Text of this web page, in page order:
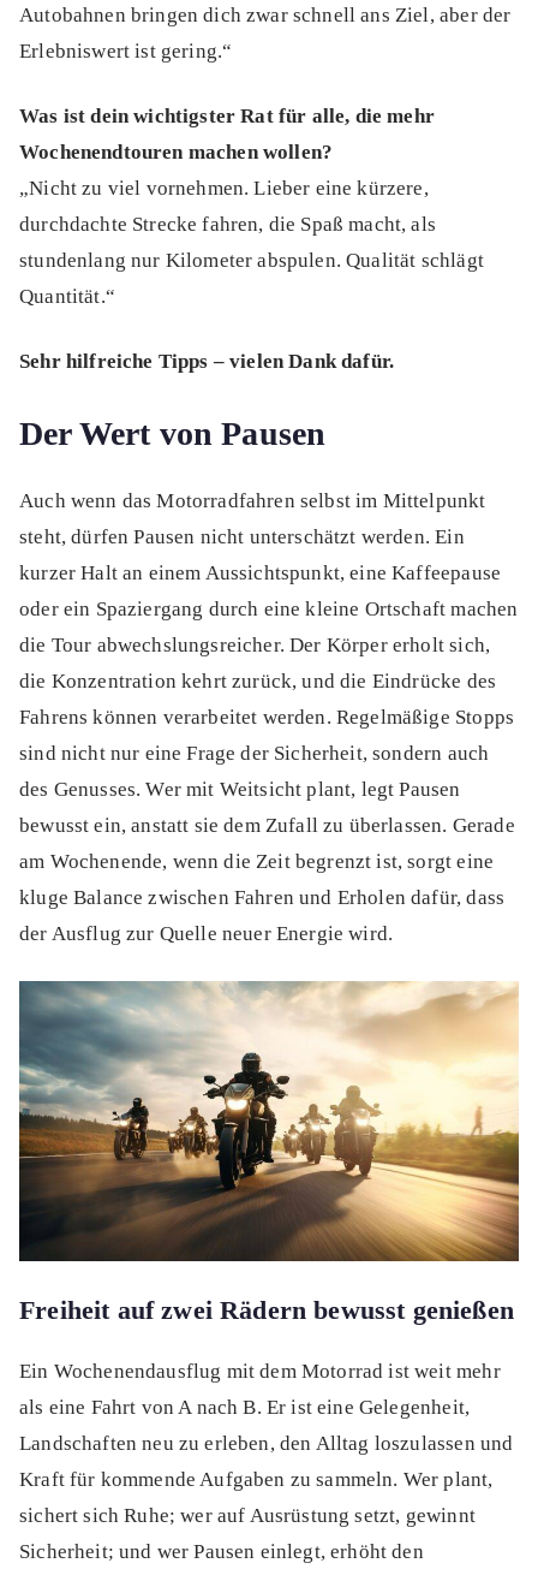
Autobahnen bringen dich zwar schnell ans Ziel, aber der
Erlebniswert ist gering.“
Was ist dein wichtigster Rat für alle, die mehr
Wochenendtouren machen wollen?
„Nicht zu viel vornehmen. Lieber eine kürzere,
durchdachte Strecke fahren, die Spaß macht, als
stundenlang nur Kilometer abspulen. Qualität schlägt
Quantität.“
Sehr hilfreiche Tipps – vielen Dank dafür.
Der Wert von Pausen
Auch wenn das Motorradfahren selbst im Mittelpunkt
steht, dürfen Pausen nicht unterschätzt werden. Ein
kurzer Halt an einem Aussichtspunkt, eine Kaffeepause
oder ein Spaziergang durch eine kleine Ortschaft machen
die Tour abwechslungsreicher. Der Körper erholt sich,
die Konzentration kehrt zurück, und die Eindrücke des
Fahrens können verarbeitet werden. Regelmäßige Stopps
sind nicht nur eine Frage der Sicherheit, sondern auch
des Genusses. Wer mit Weitsicht plant, legt Pausen
bewusst ein, anstatt sie dem Zufall zu überlassen. Gerade
am Wochenende, wenn die Zeit begrenzt ist, sorgt eine
kluge Balance zwischen Fahren und Erholen dafür, dass
der Ausflug zur Quelle neuer Energie wird.
Freiheit auf zwei Rädern bewusst genießen
Ein Wochenendausflug mit dem Motorrad ist weit mehr
als eine Fahrt von A nach B. Er ist eine Gelegenheit,
Landschaften neu zu erleben, den Alltag loszulassen und
Kraft für kommende Aufgaben zu sammeln. Wer plant,
sichert sich Ruhe; wer auf Ausrüstung setzt, gewinnt
Sicherheit; und wer Pausen einlegt, erhöht den